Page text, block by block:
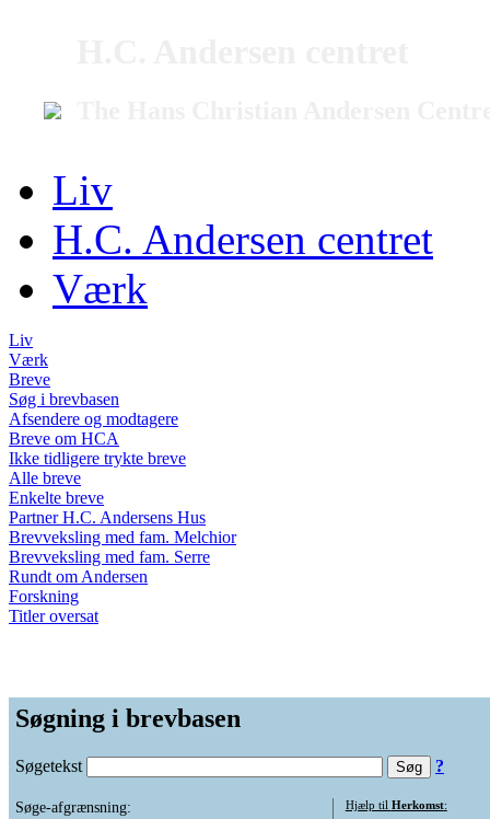
Liv
H.C. Andersen centret
Værk
Liv
Værk
Breve
Søg i brevbasen
Afsendere og modtagere
Breve om HCA
Ikke tidligere trykte breve
Alle breve
Enkelte breve
Partner H.C. Andersens Hus
Brevveksling med fam. Melchior
Brevveksling med fam. Serre
Rundt om Andersen
Forskning
Titler oversat
Søgning i brevbasen
Søgetekst ?
Søge-afgrænsning:
Hjælp til Herkomst: